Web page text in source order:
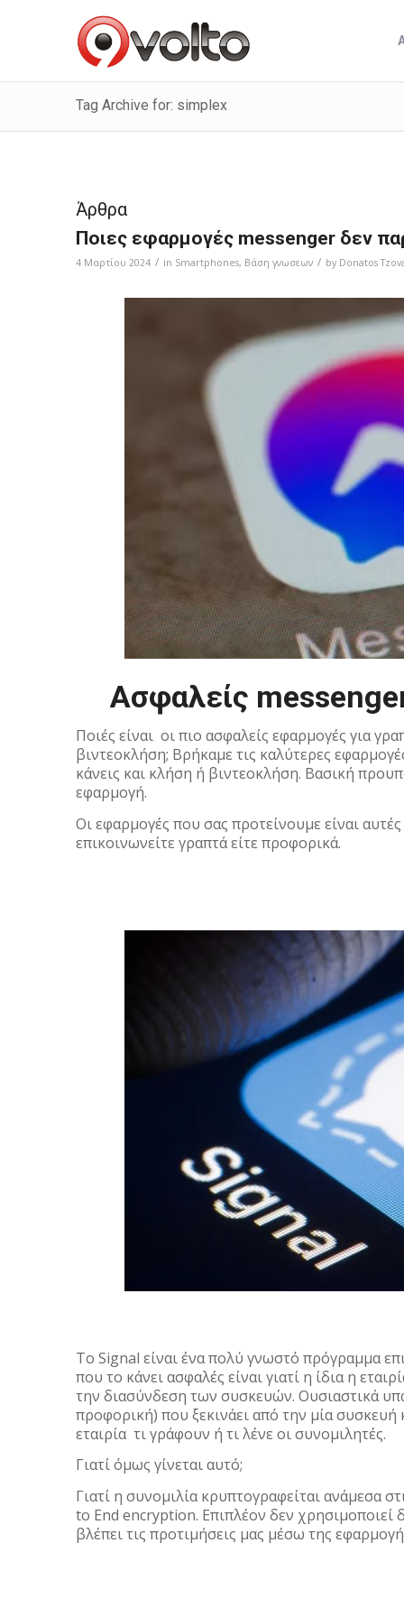
Tag Archive for: simplex
Άρθρα
Ποιες εφαρμογές messenger δεν
4 Μαρτίου 2024 / in Smartphones, Bάση γνωσεων / by Donatos
Ασφαλείς
Ποιές είναι οι πιο ασφαλείς εφαρμογές για
βιντεοκλήση; Βρήκαμε τις καλύτερες
κάνεις και κλήση ή βιντεοκλήση. Βασική
εφαρμογή.
Οι εφαρμογές που σας προτείνουμε είναι
επικοινωνείτε γραπτά είτε προφορικά.
To Signal είναι ένα πολύ γνωστό πρόγραμμα
που το κάνει ασφαλές είναι γιατί η ίδια η
την διασύνδεση των συσκευών. Ουσιαστικά
προφορική) που ξεκινάει από την μία συσκευή
εταιρία τι γράφουν ή τι λένε οι συνομιλητές.
Γιατί όμως γίνεται αυτό;
Γιατί η συνομιλία κρυπτογραφείται ανάμεσα
to End encryption. Επιπλέον δεν χρησιμοποιεί
βλέπει τις προτιμήσεις μας μέσω της